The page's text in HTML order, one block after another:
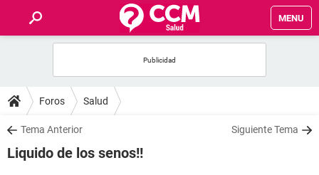
MENU
FOROS
SALUD
FAMILIA
Foros Salud
Tema Anterior Siguiente Tema
Liquido de los senos!!